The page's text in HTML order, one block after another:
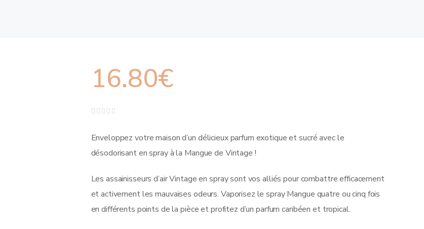
16.80€
5
Enveloppez votre maison d’un délicieux parfum exotique et sucré avec le
désodorisant en spray à la Mangue de Vintage !
Les assainisseurs d’air Vintage en spray sont vos alliés pour combattre efficacement
et activement les mauvaises odeurs. Vaporisez le spray Mangue quatre ou cinq fois
en différents points de la pièce et profitez d’un parfum caribéen et tropical.